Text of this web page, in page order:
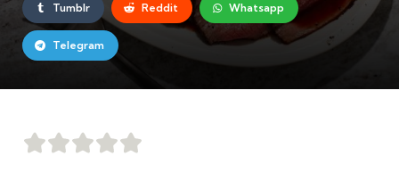
Tumblr Reddit Whatsapp
Telegram